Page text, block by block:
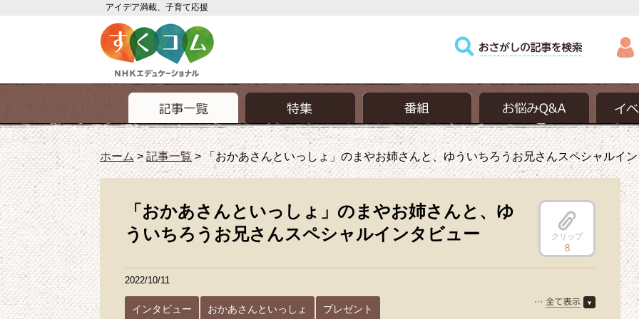
アイデア満載、子育て応援
ホーム>記事一覧>「おかあさんといっしょ」のまやお姉さんと、ゆういちろうお兄さんスペシャルイ
「おかあさんといっしょ」のまやお姉さんと、ゆ
ういちろうお兄さんスペシャルインタビュー
クリップ
8
2022/10/11
インタビュー おかあさんといっしょ プレゼント